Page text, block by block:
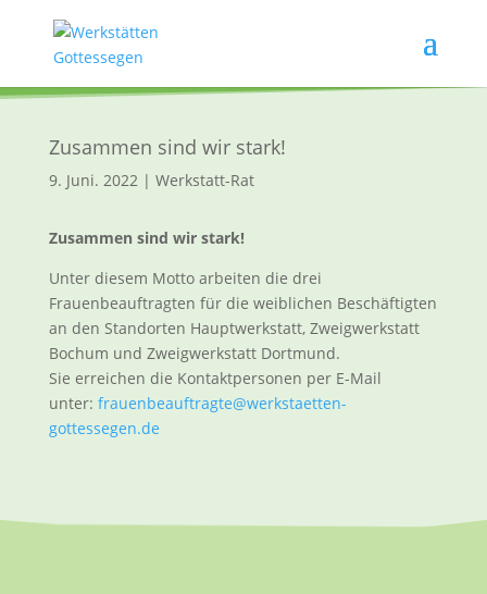
Zusammen sind wir stark!
9. Juni. 2022 | Werkstatt-Rat
Zusammen sind wir stark!
Unter diesem Motto arbeiten die drei
Frauenbeauftragten für die weiblichen Beschäftigten
an den Standorten Hauptwerkstatt, Zweigwerkstatt
Bochum und Zweigwerkstatt Dortmund.
Sie erreichen die Kontaktpersonen per E-Mail
unter: frauenbeauftragte@werkstaetten-
gottessegen.de